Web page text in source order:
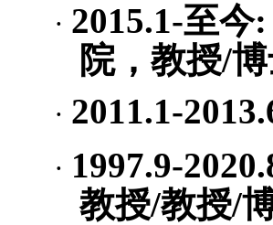
· 2015.1-至今:
院，教授/
· 2011.1-
· 1997.9-
教授/教授/